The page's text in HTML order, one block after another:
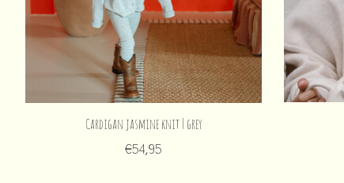
Cardigan jasmine knit | grey
€54,95